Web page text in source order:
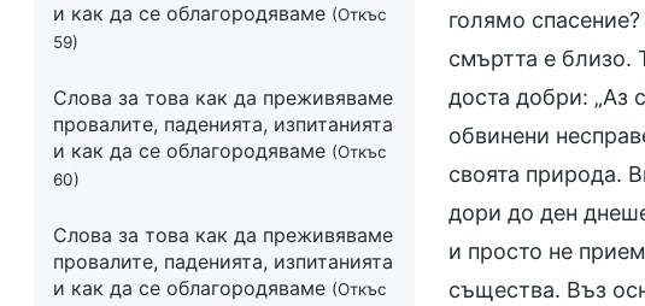
и как да се облагородяваме (Откъс
59)
Слова за това как да преживяваме
провалите, паденията, изпитанията
и как да се облагородяваме (Откъс
60)
Слова за това как да преживяваме
провалите, паденията, изпитанията
и как да се облагородяваме (Откъс
голямо
смъртта е близо.
доста добри: „Аз
обвинени
своята природа.
дори до ден
и просто не
същества. Въз